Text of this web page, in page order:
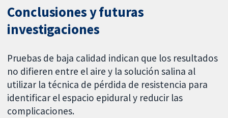
Conclusiones y futuras
investigaciones
Pruebas de baja calidad indican que los resultados
no difieren entre el aire y la solución salina al
utilizar la técnica de pérdida de resistencia para
identificar el espacio epidural y reducir las
complicaciones.